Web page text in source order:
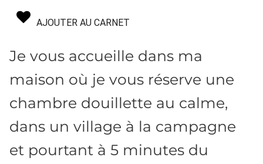
AJOUTER AU CARNET
Je vous accueille dans ma
maison où je vous réserve une
chambre douillette au calme,
dans un village à la campagne
et pourtant à 5 minutes du